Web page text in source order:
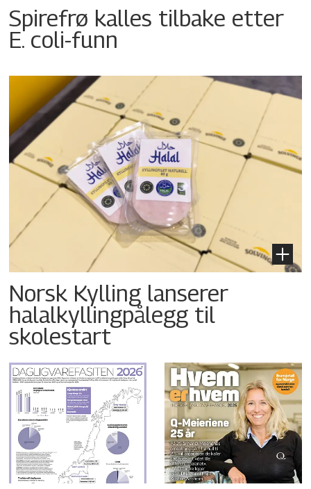
Spirefrø kalles tilbake etter
E. coli-funn
Norsk Kylling lanserer
halalkyllingpålegg til
skolestart